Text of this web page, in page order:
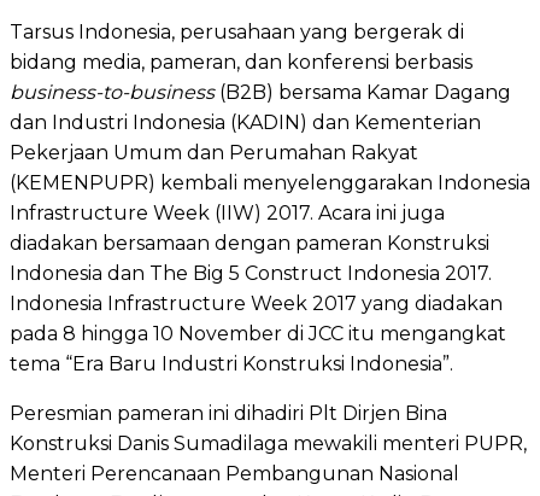
Tarsus Indonesia, perusahaan yang bergerak di
bidang media, pameran, dan konferensi berbasis
business-to-business(B2B) bersama Kamar Dagang
dan Industri Indonesia (KADIN) dan Kementerian
Pekerjaan Umum dan Perumahan Rakyat
(KEMENPUPR) kembali menyelenggarakan Indonesia
Infrastructure Week (IIW) 2017. Acara ini juga
diadakan bersamaan dengan pameran Konstruksi
Indonesia dan The Big 5 Construct Indonesia 2017.
Indonesia Infrastructure Week 2017 yang diadakan
pada 8 hingga 10 November di JCC itu mengangkat
tema “Era Baru Industri Konstruksi Indonesia”.
Peresmian pameran ini dihadiri Plt Dirjen Bina
Konstruksi Danis Sumadilaga mewakili menteri PUPR,
Menteri Perencanaan Pembangunan Nasional